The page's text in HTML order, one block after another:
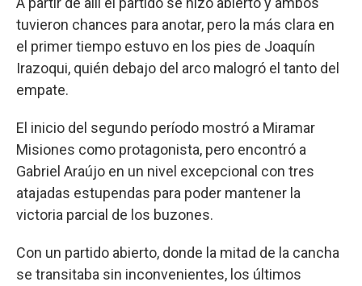
tuvieron chances para anotar, pero la más clara en
el primer tiempo estuvo en los pies de Joaquín
Irazoqui, quién debajo del arco malogró el tanto del
empate.
El inicio del segundo período mostró a Miramar
Misiones como protagonista, pero encontró a
Gabriel Araújo en un nivel excepcional con tres
atajadas estupendas para poder mantener la
victoria parcial de los buzones.
Con un partido abierto, donde la mitad de la cancha
se transitaba sin inconvenientes, los últimos